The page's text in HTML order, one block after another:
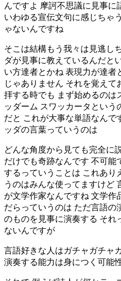
んですよ 摩訶不思議に見事に
いわゆる宣伝文句に感じちゃ
ゃないんですね
そこは結構もう我々は見逃し
ダが見事に教えているんだと
い方達者とかね 表現力が達者
じゃありません それを覚えて
拝する時でも まず始めるのは
ッダーム スワッカータとい
だと これが大事な単語なんで
ッダの言葉っていうのは
どんな角度から見ても完全に
だけでも奇跡なんです 不可能
するっていうことは これあり
うのはみんな使ってますけど
が文学作家なんですね 文学作
だらっていうのは ただ言語の
のものを見事に演奏する それ
ないんですが
言語好きな人はガチャガチャ
演奏する能力は身につく可能